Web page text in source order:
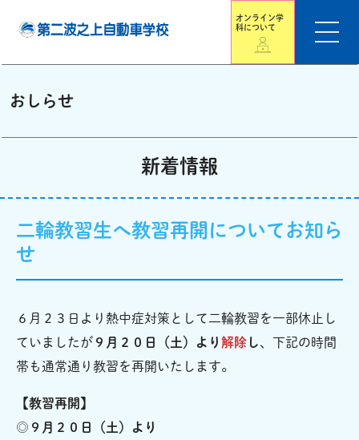
オンライン学
科について
おしらせ
新着情報
二輪教習生へ教習再開についてお知ら
せ
６月２３日より熱中症対策として二輪教習を一部休止し
ていましたが ９月２０日（土）より 解除 し、下記の時間
帯も通常通り教習を再開いたします。
【教習再開】
◎９月２０日（土）より